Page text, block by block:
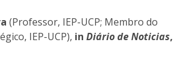
(Professor, IEP-UCP; Membro do
IEP-UCP), in Diário de Noticias,